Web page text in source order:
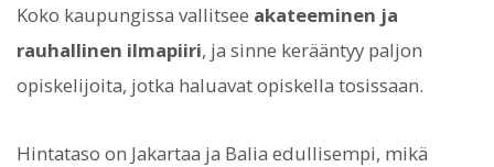
Koko kaupungissa vallitsee akateeminen ja
rauhallinen ilmapiiri, ja sinne kerääntyy paljon
opiskelijoita, jotka haluavat opiskella tosissaan.
Hintataso on Jakartaa ja Balia edullisempi, mikä